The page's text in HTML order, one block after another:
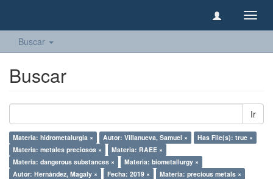
Buscar
Buscar
Ir
Materia: hidrometalurgia × Autor: Villanueva, Samuel ×
Has File(s): true ×
Materia: metales preciosos ×
Materia: RAEE ×
Materia: dangerous substances ×
Materia: biometallurgy ×
Autor: Hernández, Magaly ×
Fecha: 2019 ×
Materia: precious metals ×